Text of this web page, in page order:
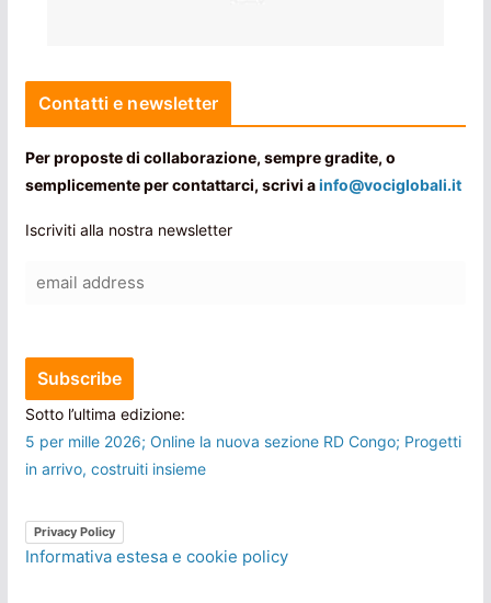
Contatti e newsletter
Per proposte di collaborazione, sempre gradite, o
semplicemente per contattarci, scrivi ainfo@vociglobali.it
Iscriviti alla nostra newsletter
Sotto l’ultima edizione:
5 per mille 2026; Online la nuova sezione RD Congo; Progetti
in arrivo, costruiti insieme
Privacy Policy
Informativa estesa e cookie policy